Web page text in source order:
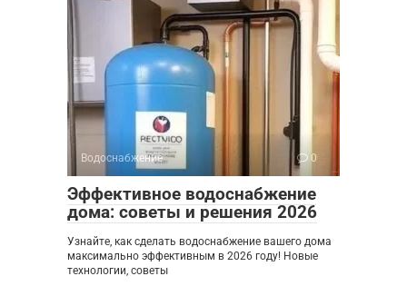
Водоснабжение 0
Эффективное водоснабжение
дома: советы и решения 2026
Узнайте, как сделать водоснабжение вашего дома
максимально эффективным в 2026 году! Новые
технологии, советы